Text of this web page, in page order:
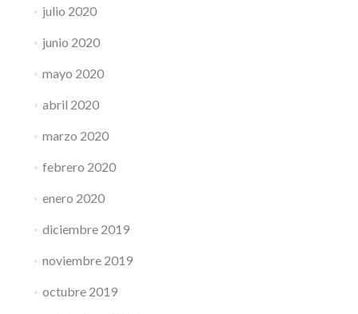
julio 2020
junio 2020
mayo 2020
abril 2020
marzo 2020
febrero 2020
enero 2020
diciembre 2019
noviembre 2019
octubre 2019